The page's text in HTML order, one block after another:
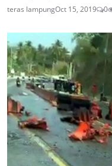
teras lampungOct 15, 2019 0